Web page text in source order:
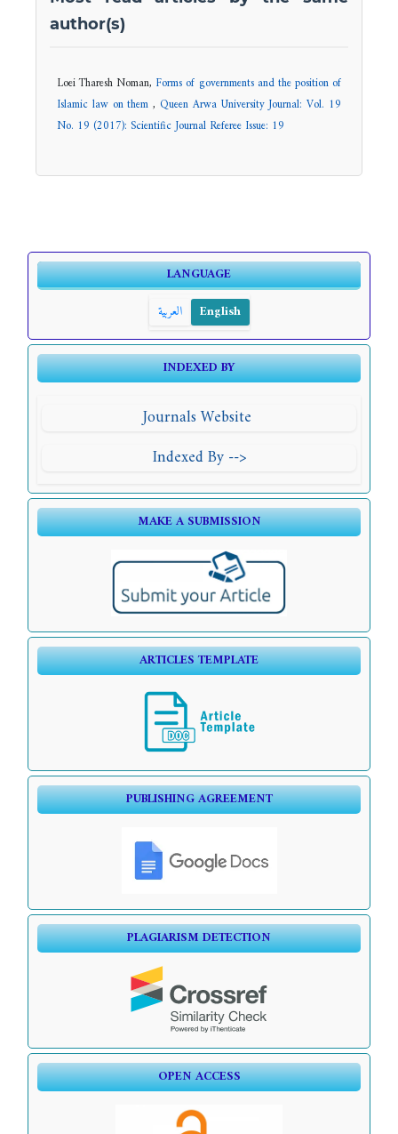
author(s)
Loei Tharesh Noman, Forms of governments and the position of
Islamic law on them,Queen Arwa University Journal: Vol. 19
No. 19 (2017): Scientific Journal Referee Issue: 19
LANGUAGE
العربية
English
INDEXED BY
Journals Website
Indexed By -->
MAKE A SUBMISSION
ARTICLES TEMPLATE
PUBLISHING AGREEMENT
PLAGIARISM DETECTION
OPEN ACCESS